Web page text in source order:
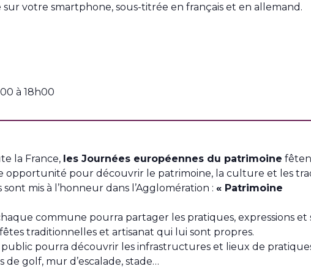
sur votre smartphone, sous-titrée en français et en allemand.
à 18h00
la France, les Journées européennes du patrimoine
opportunité pour découvrir le patrimoine, la culture et les
mis à l’honneur dans l’Agglomération : « Patrimoine
commune pourra partager les pratiques, expressions et
traditionnelles et artisanat qui lui sont propres.
pourra découvrir les infrastructures et lieux de
golf, mur d’escalade, stade…